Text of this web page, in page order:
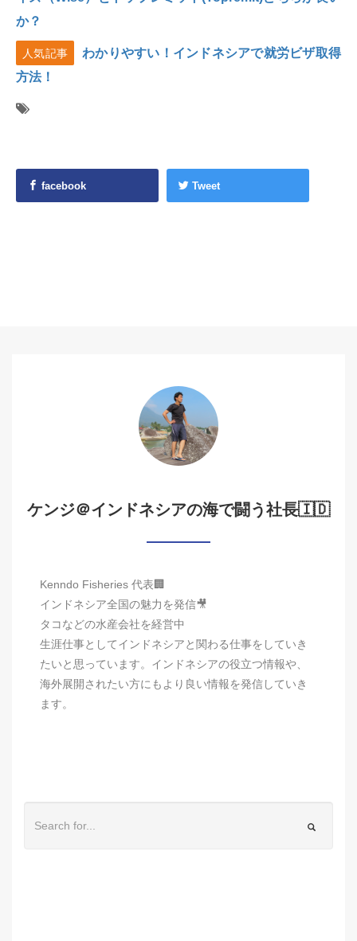
か？
人気記事
わかりやすい！インドネシアで就労ビザ取得
方法！
facebook Tweet
ケンジ＠インドネシアの海で闘う社長🇮🇩
Kenndo Fisheries 代表🏢
インドネシア全国の魅力を発信🎥
タコなどの水産会社を経営中
生涯仕事としてインドネシアと関わる仕事をしていき
たいと思っています。インドネシアの役立つ情報や、
海外展開されたい方にもより良い情報を発信していき
ます。